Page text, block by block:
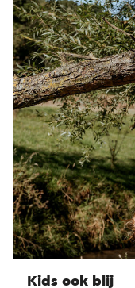
Kids ook blij